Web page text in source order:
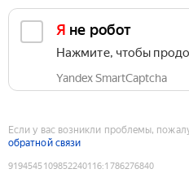
Я не робот
Нажмите, чтобы
Yandex SmartCaptcha
Если у вас возникли проблемы,
обратной связи
9194545109852240116:1786276840